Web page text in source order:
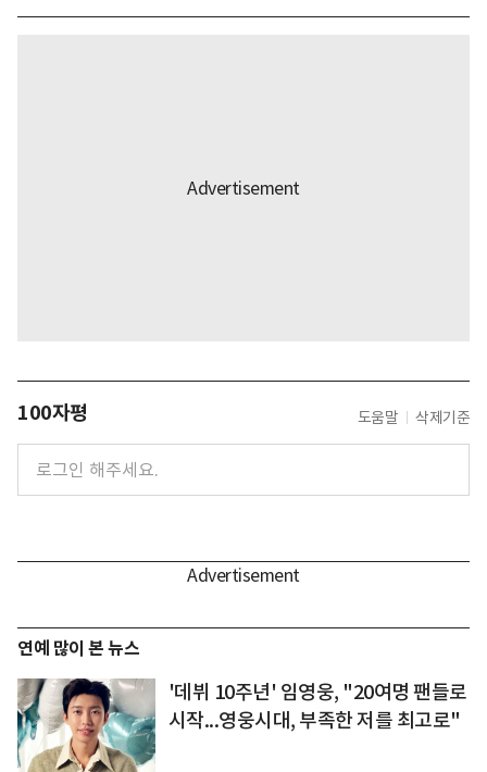
100자평 도움말 삭제기준
연예 많이 본 뉴스
'데뷔 10주년' 임영웅, "20여명 팬들로
시작...영웅시대, 부족한 저를 최고로"